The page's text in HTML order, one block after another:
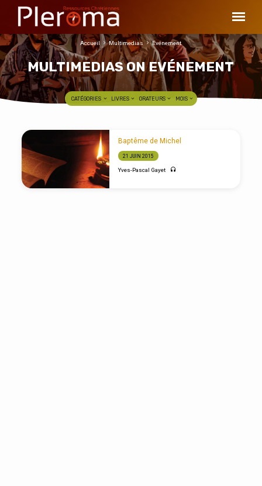
MULTIMEDIAS ON EVÉNEMENT
Accueil Multimedias Evénement
CATÉGORIES LIVRES ORATEURS MOIS
MULTIMEDIAS
ON
EVÉNEMENT
Baptême de Michel
21 JUIN 2015
Yves-Pascal Gayet